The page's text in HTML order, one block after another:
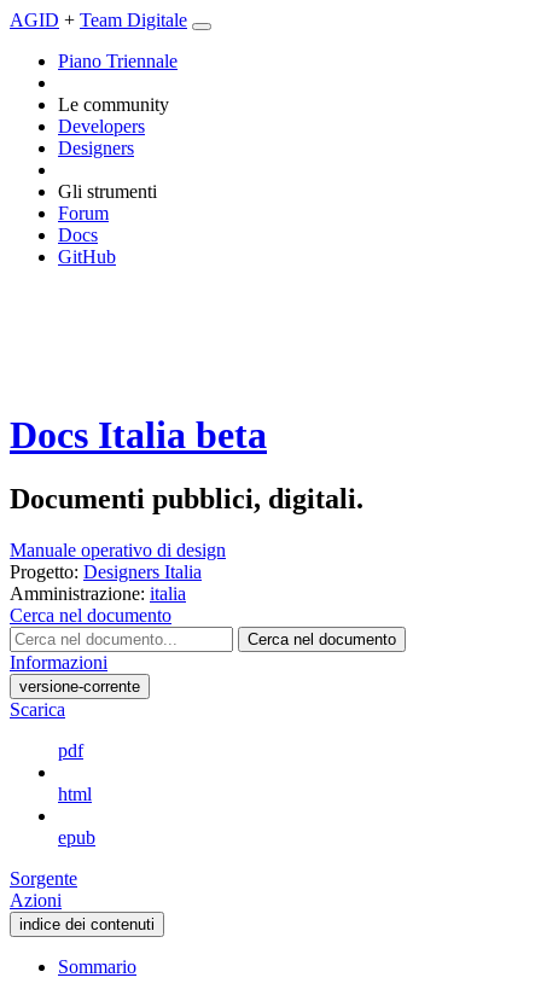
AGID + Team Digitale
Piano Triennale
Le community
Developers
Designers
Gli strumenti
Forum
Docs
GitHub
Docs Italia beta
Documenti pubblici, digitali.
Manuale operativo di design
Progetto: Designers Italia
Amministrazione: italia
Cerca nel documento
Cerca nel documento
Informazioni
versione-corrente
Scarica
pdf
html
epub
Sorgente
Azioni
indice dei contenuti
Sommario